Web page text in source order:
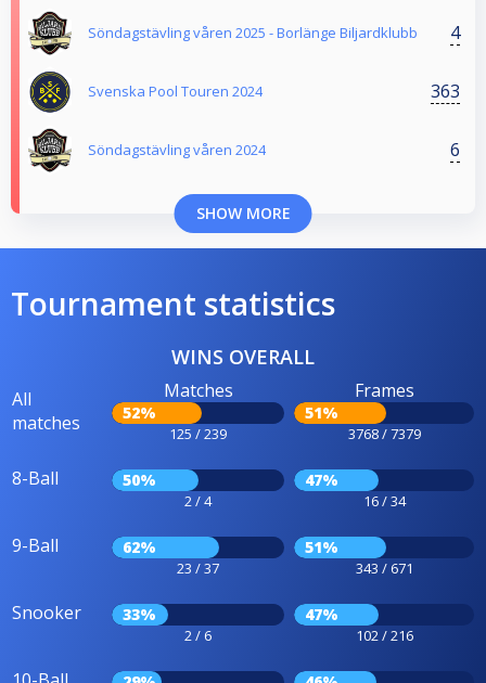
Söndagstävling våren 2025 - Borlänge Biljardklubb 4
Svenska Pool Touren 2024 363
Söndagstävling våren 2024 6
SHOW MORE
Tournament statistics
WINS OVERALL
All
matches
Matches
52%
125 / 239
Frames
51%
3768 / 7379
8-Ball 50%
2 / 4
47%
16 / 34
9-Ball 62%
23 / 37
51%
343 / 671
Snooker 33%
2 / 6
47%
102 / 216